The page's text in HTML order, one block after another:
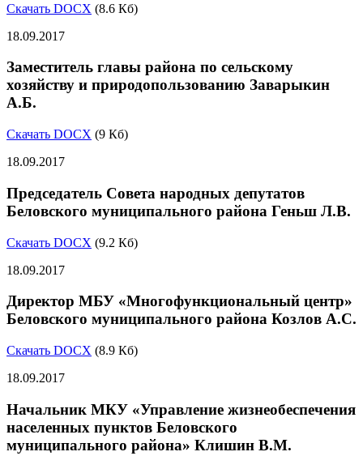
Скачать DOCX (8.6 Кб)
18.09.2017
Заместитель главы района по сельскому
хозяйству и природопользованию Заварыкин
А.Б.
Скачать DOCX (9 Кб)
18.09.2017
Председатель Совета народных депутатов
Беловского муниципального района Геньш Л.В.
Скачать DOCX (9.2 Кб)
18.09.2017
Директор МБУ «Многофункциональный центр»
Беловского муниципального района Козлов А.С.
Скачать DOCX (8.9 Кб)
18.09.2017
Начальник МКУ «Управление жизнеобеспечения
населенных пунктов Беловского
муниципального района» Клишин В.М.